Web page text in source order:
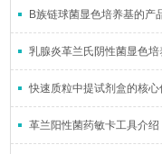
B族链球菌显色培养基的产
乳腺炎革兰氏阴性菌显色
快速质粒中提试剂盒的核心
革兰阳性菌药敏卡工具介绍